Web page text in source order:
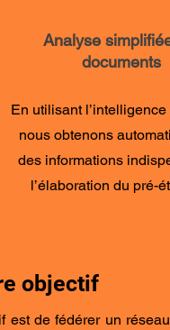
Analyse
documents
En utilisant
nous obtenons
des informations
l’élaboration du pré-
objectif
est de fédérer un